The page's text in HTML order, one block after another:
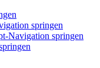
springen
Navigation springen